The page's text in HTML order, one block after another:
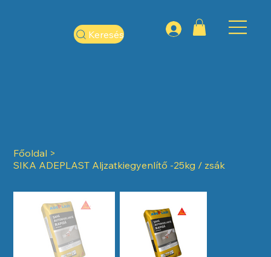
Keresés
Főoldal >
SIKA ADEPLAST Aljzatkiegyenlítő -25kg / zsák